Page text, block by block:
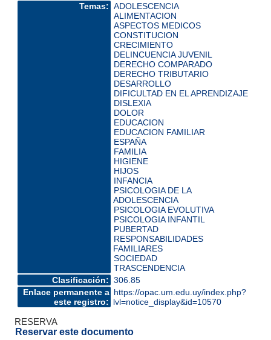
Temas: ADOLESCENCIA
ALIMENTACION
ASPECTOS MEDICOS
CONSTITUCION
CRECIMIENTO
DELINCUENCIA JUVENIL
DERECHO COMPARADO
DERECHO TRIBUTARIO
DESARROLLO
DIFICULTAD EN EL APRENDIZAJE
DISLEXIA
DOLOR
EDUCACION
EDUCACION FAMILIAR
ESPAÑA
FAMILIA
HIGIENE
HIJOS
INFANCIA
PSICOLOGIA DE LA
ADOLESCENCIA
PSICOLOGIA EVOLUTIVA
PSICOLOGIA INFANTIL
PUBERTAD
RESPONSABILIDADES
FAMILIARES
SOCIEDAD
TRASCENDENCIA
Clasificación: 306.85
Enlace permanente a
este registro:
https://opac.um.edu.uy/index.php?
lvl=notice_display&id=10570
RESERVA
Reservar este documento